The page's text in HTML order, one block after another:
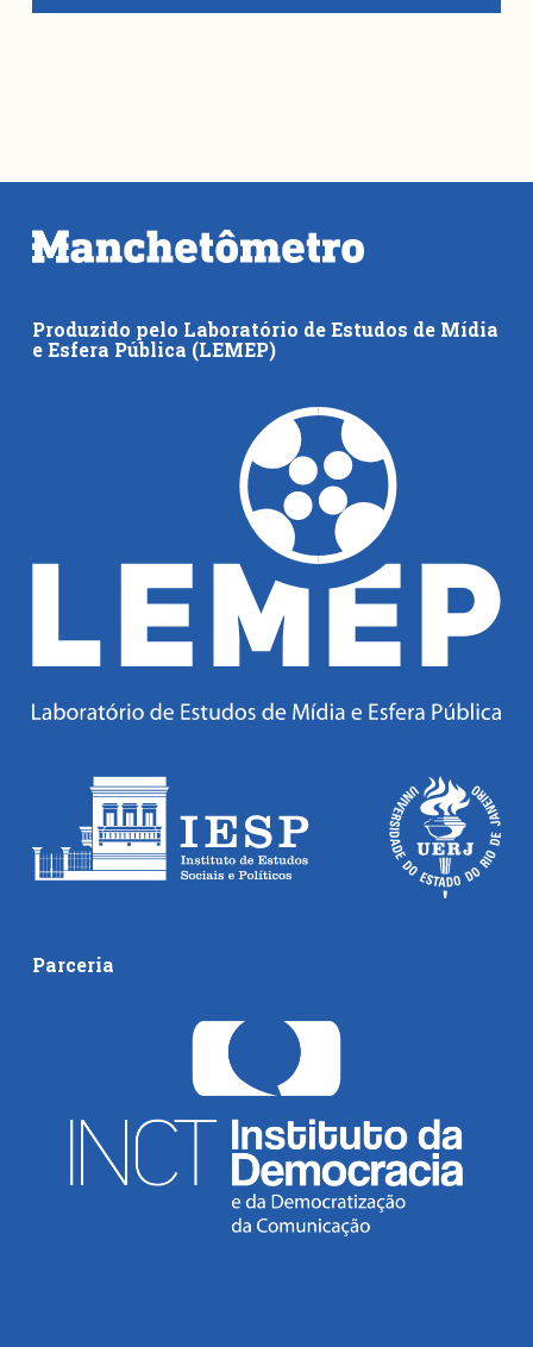
Produzido pelo Laboratório de Estudos de Mídia
e Esfera Pública (LEMEP)
Parceria